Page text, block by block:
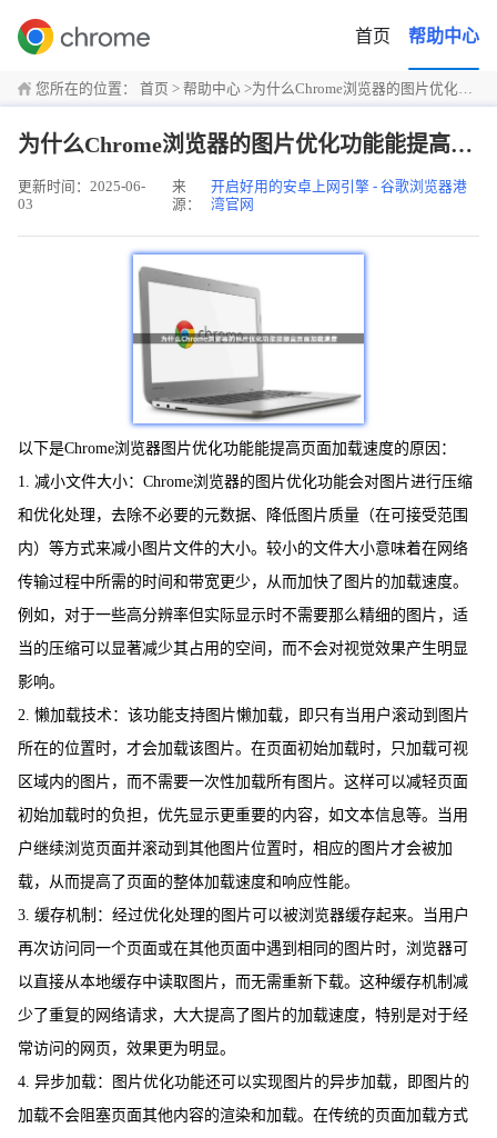
首页 帮助中心
您所在的位置： 首页 > 帮助中心 >为什么Chrome浏览器的图片优化功能能提高页面加载速度
为什么Chrome浏览器的图片优化功能能提高页面加载速度
更新时间：2025-06-
03
来
源：
开启好用的安卓上网引擎 - 谷歌浏览器港
湾官网
以下是Chrome浏览器图片优化功能能提高页面加载速度的原因：
1. 减小文件大小：Chrome浏览器的图片优化功能会对图片进行压缩
和优化处理，去除不必要的元数据、降低图片质量（在可接受范围
内）等方式来减小图片文件的大小。较小的文件大小意味着在网络
传输过程中所需的时间和带宽更少，从而加快了图片的加载速度。
例如，对于一些高分辨率但实际显示时不需要那么精细的图片，适
当的压缩可以显著减少其占用的空间，而不会对视觉效果产生明显
影响。
2. 懒加载技术：该功能支持图片懒加载，即只有当用户滚动到图片
所在的位置时，才会加载该图片。在页面初始加载时，只加载可视
区域内的图片，而不需要一次性加载所有图片。这样可以减轻页面
初始加载时的负担，优先显示更重要的内容，如文本信息等。当用
户继续浏览页面并滚动到其他图片位置时，相应的图片才会被加
载，从而提高了页面的整体加载速度和响应性能。
3. 缓存机制：经过优化处理的图片可以被浏览器缓存起来。当用户
再次访问同一个页面或在其他页面中遇到相同的图片时，浏览器可
以直接从本地缓存中读取图片，而无需重新下载。这种缓存机制减
少了重复的网络请求，大大提高了图片的加载速度，特别是对于经
常访问的网页，效果更为明显。
4. 异步加载：图片优化功能还可以实现图片的异步加载，即图片的
加载不会阻塞页面其他内容的渲染和加载。在传统的页面加载方式